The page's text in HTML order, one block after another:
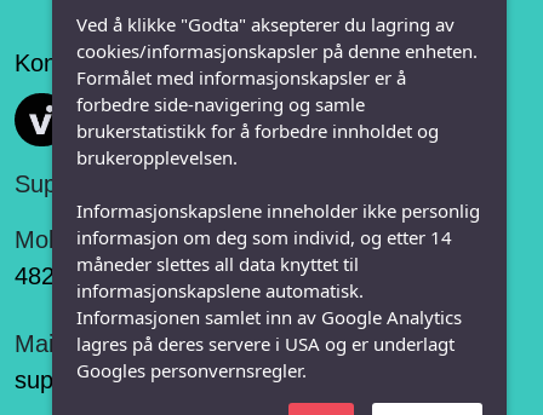
Konseptet er levert av
Vi FRITID
Support:
Mobil:
482 75 848
Mail:
support@vifritid.no
Ved å klikke "Godta" aksepterer du lagring av
cookies/informasjonskapsler på denne enheten.
Formålet med informasjonskapsler er å
forbedre side-navigering og samle
brukerstatistikk for å forbedre innholdet og
brukeropplevelsen.
Informasjonskapslene inneholder ikke personlig
informasjon om deg som individ, og etter 14
måneder slettes all data knyttet til
informasjonskapslene automatisk.
Informasjonen samlet inn av Google Analytics
lagres på deres servere i USA og er underlagt
Googles personvernsregler.